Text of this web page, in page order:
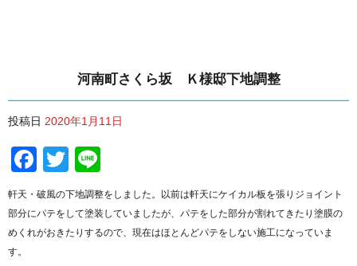
河南町さくら坂 Ｋ様邸下地調整
投稿日 2020年1月11日
Facebook
Twitter
軒天・破風の下地調整をしました。以前は軒天にケイカル板を張りジョイント
部分にパテをして塗装していましたが、パテをした部分が割れてきたり塗膜の
めくれがおきたりするので、現在はほとんどパテをしない施工になっていま
す。